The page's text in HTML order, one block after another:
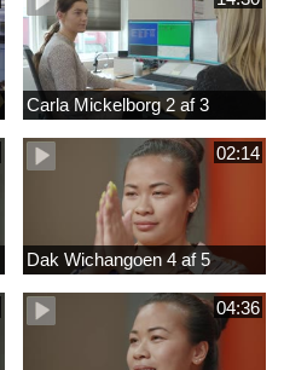
Carla Mickelborg 2 af 3
02:14
Dak Wichangoen 4 af 5
04:36